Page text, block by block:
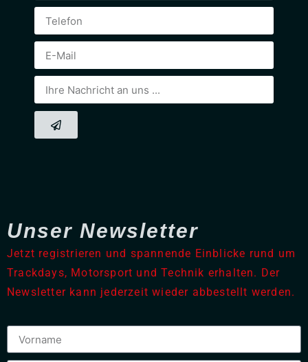
Unser Newsletter
Jetzt registrieren und spannende Einblicke rund um
Trackdays, Motorsport und Technik erhalten. Der
Newsletter kann jederzeit wieder abbestellt werden.